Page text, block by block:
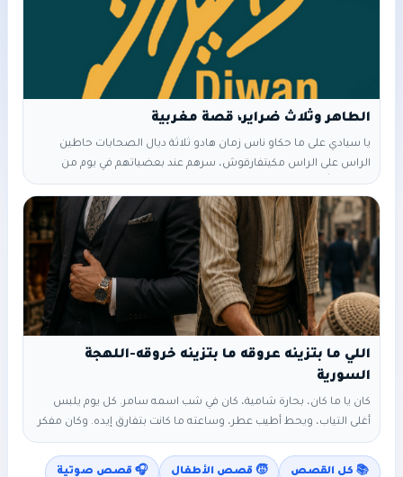
لنص الشهر. بيوم من الأيام، انزنق وما لقاش
الطاهر وثلاث ضراير، قصة مغربية
يا سيادي على ما حكاو ناس زمان هادو ثلاثة ديال الصحابات حاطين
الراس على الراس مكيتفارقوش، سرهم عند بعضياتهم في يوم من
ايامات الله فاقوا بكري كيف العادة،و مشاو يجمعوا الحطب وصلوا لغابة
بعيدة على القبيلة بقاو غاديين حتى وصلوا الجنان كلوا شجر بغلتها ها
الليمون او الكرموس ها الشهدية و الخوخ ها الرمان، الحاصول العين
كتشهى والقلب كيتمنى. قربوا الجنان
اللي ما بتزينه عروقه ما بتزينه خروقه-اللهجة
السورية
كان يا ما كان، بحارة شامية، كان في شب اسمه سامر. كل يوم يلبس
أغلى التياب، ويحط أطيب عطر، وساعته ما كانت بتفارق إيده. وكان مفكر
إن الناس بتحترمه لأن شكله مرتب وشيك بس كل ما يحكي مع حدا،
بيرفع صوته، وبيتهزء ع العالم، وما بيقول “لو سمحت” ولا “شكراً”، وإذا
📚 كل القصص 🧒 قصص الأطفال 🎧 قصص صوتية